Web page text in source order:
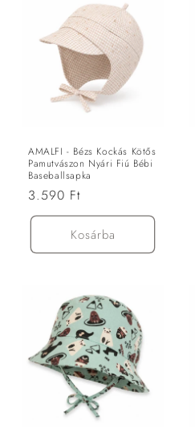
AMALFI - Bézs Kockás Kötős
Pamutvászon Nyári Fiú Bébi
Baseballsapka
Normál
ár
3.590 Ft
Kosárba